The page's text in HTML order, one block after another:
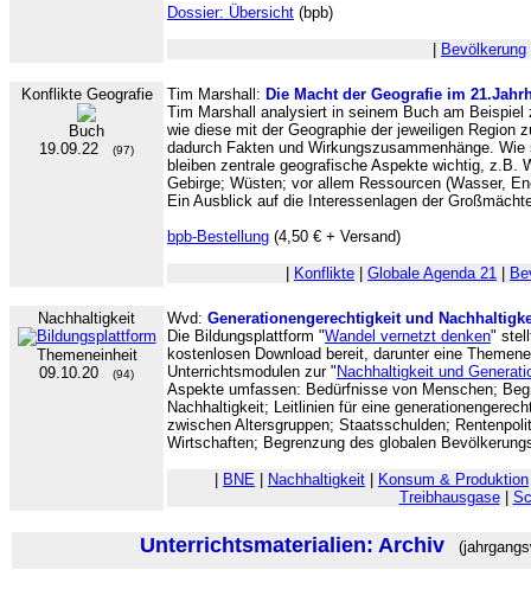
Dossier: Übersicht (bpb)
Bevölkerung
Konflikte Geografie
Buch
19.09.22
(97)
Tim Marshall: Die Macht der Geografie im
Tim Marshall analysiert in seinem Buch am
wie diese mit der Geographie der jeweiligen Region
dadurch Fakten und Wirkungszusammenhänge.
bleiben zentrale geografische Aspekte wichtig, z.B.
Gebirge; Wüsten; vor allem Ressourcen (Wasser,
Ein Ausblick auf die Interessenlagen der
bpb-Bestellung (4,50 € + Versand)
Konflikte Globale Agenda 21
Nachhaltigkeit
Themeneinheit
09.10.20
(94)
Wvd: Generationengerechtigkeit und
Die Bildungsplattform "Wandel vernetzt denken"
kostenlosen Download bereit, darunter eine
Unterrichtsmodulen zur " Nachhaltigkeit und
Aspekte umfassen: Bedürfnisse von Menschen;
Nachhaltigkeit; Leitlinien für eine
zwischen Altersgruppen; Staatsschulden;
Wirtschaften; Begrenzung des globalen
BNE Nachhaltigkeit Konsum & Produktion
Treibhausgase|
Unterrichtsmaterialien: Archiv